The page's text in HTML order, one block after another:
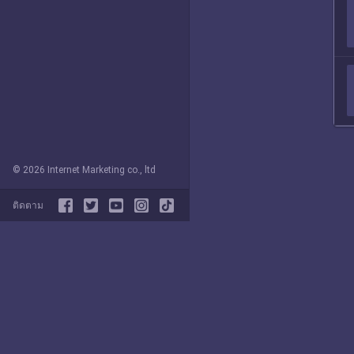
© 2026 Internet Marketing co., ltd
ติดตาม